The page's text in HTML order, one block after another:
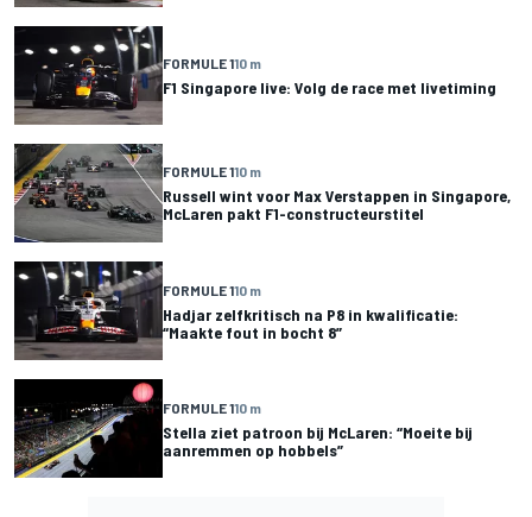
FORMULE 110 m
F1 Singapore live: Volg de race met livetiming
FORMULE 110 m
Russell wint voor Max Verstappen in Singapore,
McLaren pakt F1-constructeurstitel
FORMULE 110 m
Hadjar zelfkritisch na P8 in kwalificatie:
“Maakte fout in bocht 8”
FORMULE 110 m
Stella ziet patroon bij McLaren: “Moeite bij
aanremmen op hobbels”